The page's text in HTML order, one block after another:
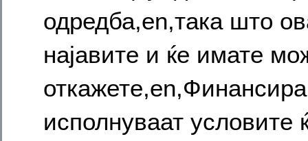
одредба,en,така што
најавите и ќе имате
исполнуваат условите